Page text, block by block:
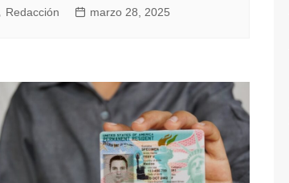
Redacción marzo 28, 2025